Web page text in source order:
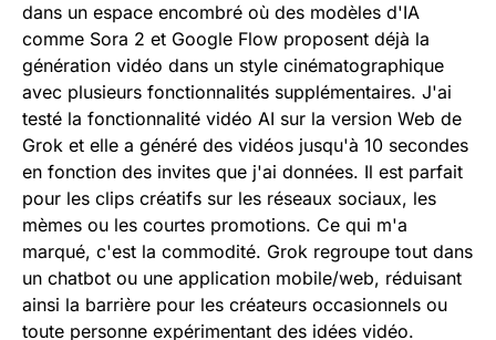
dans un espace encombré où des modèles d'IA
comme Sora 2 et Google Flow proposent déjà la
génération vidéo dans un style cinématographique
avec plusieurs fonctionnalités supplémentaires. J'ai
testé la fonctionnalité vidéo AI sur la version Web de
Grok et elle a généré des vidéos jusqu'à 10 secondes
en fonction des invites que j'ai données. Il est parfait
pour les clips créatifs sur les réseaux sociaux, les
mèmes ou les courtes promotions. Ce qui m'a
marqué, c'est la commodité. Grok regroupe tout dans
un chatbot ou une application mobile/web, réduisant
ainsi la barrière pour les créateurs occasionnels ou
toute personne expérimentant des idées vidéo.